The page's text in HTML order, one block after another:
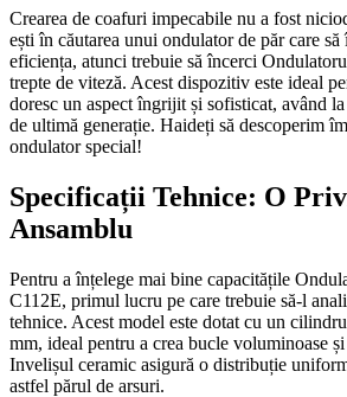
Crearea de coafuri impecabile nu a fost
ești în căutarea unui ondulator de păr care
eficiența, atunci trebuie să încerci
trepte de viteză. Acest dispozitiv este ideal
doresc un aspect îngrijit și sofisticat, având
de ultimă generație. Haideți să descoperim
ondulator special!
Specificații Tehnice: O
Ansamblu
Pentru a înțelege mai bine capacitățile
C112E, primul lucru pe care trebuie să-l
tehnice. Acest model este dotat cu un
mm, ideal pentru a crea bucle voluminoase
Invelișul ceramic asigură o distribuție
astfel părul de arsuri.